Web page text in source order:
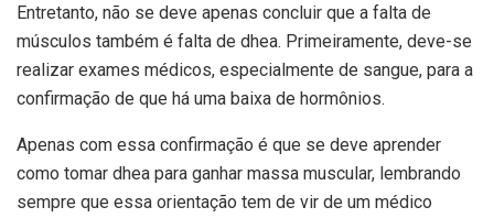
Entretanto, não se deve apenas concluir que a falta de
músculos também é falta de dhea. Primeiramente, deve-se
realizar exames médicos, especialmente de sangue, para a
confirmação de que há uma baixa de hormônios.
Apenas com essa confirmação é que se deve aprender
como tomar dhea para ganhar massa muscular, lembrando
sempre que essa orientação tem de vir de um médico